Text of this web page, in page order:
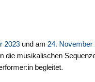
2023 und am 24. November
die musikalischen
begleitet.